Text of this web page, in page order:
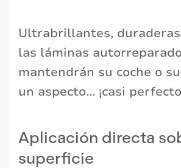
Ultrabrillantes,
las láminas
mantendrán su coche o
un aspecto... ¡casi
Aplicación directa
superficie